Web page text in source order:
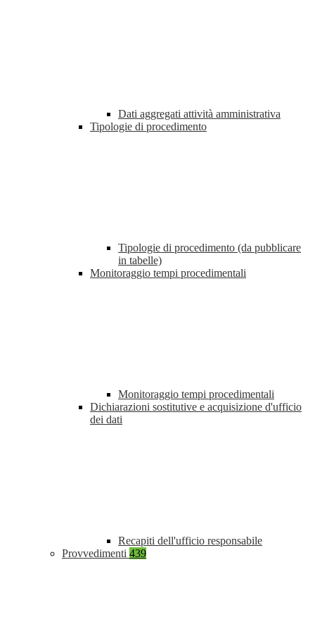
Dati aggregati attività amministrativa
Tipologie di procedimento
Tipologie di procedimento (da pubblicare
in tabelle)
Monitoraggio tempi procedimentali
Monitoraggio tempi procedimentali
Dichiarazioni sostitutive e acquisizione d'ufficio
dei dati
Recapiti dell'ufficio responsabile
Provvedimenti 439